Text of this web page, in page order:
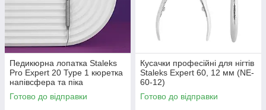
Педикюрна лопатка Staleks
Pro Expert 20 Type 1 кюретка
напівсфера та піка
Готово до відправки
Кусачки професійні для нігтів
Staleks Expert 60, 12 мм (NE-
60-12)
Готово до відправки